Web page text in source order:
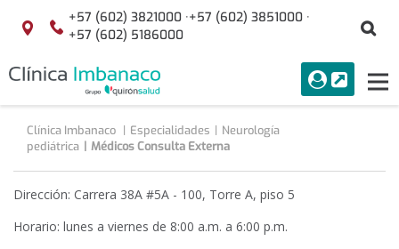
Saltar al contenido
Localización
+57 (602) 3821000 ·+57 (602) 3851000 ·
+57 (602) 5186000
menuAcceso
Buscar
Clínica Imbanaco Especialidades
Neurología
pediátrica
Médicos Consulta Externa
Dirección: Carrera 38A #5A - 100, Torre A, piso 5
Horario: lunes a viernes de 8:00 a.m. a 6:00 p.m.